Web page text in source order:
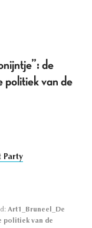
de
politiek van de
Party
Art1_Bruneel_De
politiek van de